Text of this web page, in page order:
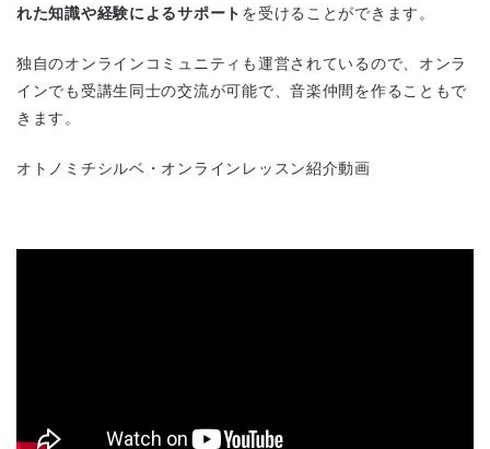
れた知識や経験によるサポート を受けることができます。
独自のオンラインコミュニティも運営されているので、オンラ
インでも受講生同士の交流が可能で、音楽仲間を作ることもで
きます。
オトノミチシルベ・オンラインレッスン紹介動画